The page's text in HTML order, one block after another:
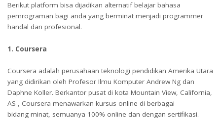
Berikut platform bisa dijadikan alternatif belajar bahasa
pemrograman bagi anda yang berminat menjadi programmer
handal dan profesional.
1. Coursera
Coursera adalah perusahaan teknologi pendidikan Amerika Utara
yang didirikan oleh Profesor Ilmu Komputer Andrew Ng dan
Daphne Koller. Berkantor pusat di kota Mountain View, California,
AS , Coursera menawarkan kursus online di berbagai
bidang minat, semuanya 100% online dan dengan sertifikasi.